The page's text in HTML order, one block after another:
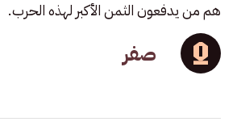
هم من يدفعون الثمن الأكبر لهذه الحرب.
صفر